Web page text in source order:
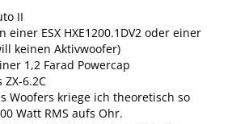
II
einer ESX HXE1200.1DV2 oder einer
keinen Aktivwoofer)
1,2 Farad Powercap
6.2C
Woofers kriege ich theoretisch so
Watt RMS aufs Ohr.